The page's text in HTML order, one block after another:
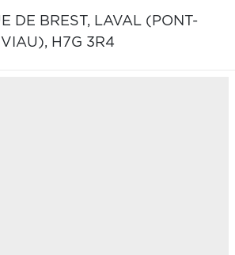
DE BREST, LAVAL (PONT-
VIAU), H7G 3R4